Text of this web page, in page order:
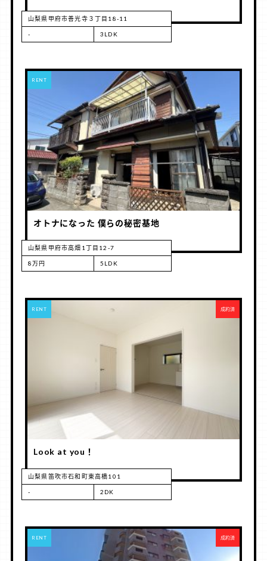
山梨県甲府市善光寺３丁目18-11
- 3LDK
RENT
オトナになった 僕らの秘密基地
山梨県甲府市高畑1丁目12-7
8万円 5LDK
RENT 成約済
Look at you！
山梨県笛吹市石和町東高橋101
- 2DK
RENT 成約済